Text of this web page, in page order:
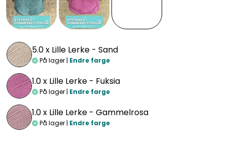
5.0 x Lille Lerke - Sand
På lager | Endre farge
1.0 x Lille Lerke - Fuksia
På lager | Endre farge
1.0 x Lille Lerke - Gammelrosa
På lager | Endre farge